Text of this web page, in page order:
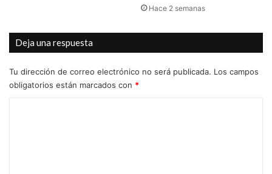
Hace 2 semanas
Deja una respuesta
Tu dirección de correo electrónico no será publicada. Los campos
obligatorios están marcados con *